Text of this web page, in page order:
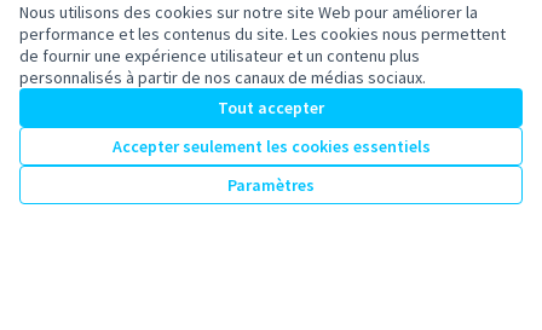
Nous utilisons des cookies sur notre site Web pour améliorer la
performance et les contenus du site. Les cookies nous permettent
de fournir une expérience utilisateur et un contenu plus
personnalisés à partir de nos canaux de médias sociaux.
Tout accepter
Accepter seulement les cookies essentiels
Paramètres
Projet n°18 : Espace de rencontre et de
convivialité
Cadre de vie, espace public, mobilier urbain
16 500 €